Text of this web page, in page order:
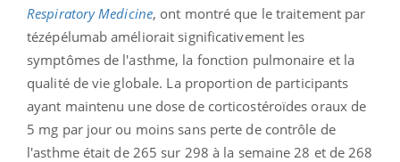
Respiratory Medicine, ont montré que le traitement par
tézépélumab améliorait significativement les
symptômes de l'asthme, la fonction pulmonaire et la
qualité de vie globale. La proportion de participants
ayant maintenu une dose de corticostéroïdes oraux de
5 mg par jour ou moins sans perte de contrôle de
l'asthme était de 265 sur 298 à la semaine 28 et de 268